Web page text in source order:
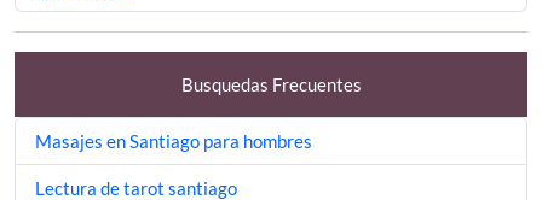
Busquedas Frecuentes
Masajes en Santiago para hombres
Lectura de tarot santiago